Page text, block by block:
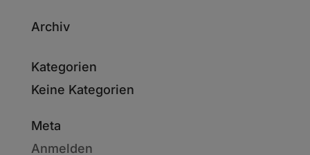
Archiv
Kategorien
Keine Kategorien
Meta
Anmelden